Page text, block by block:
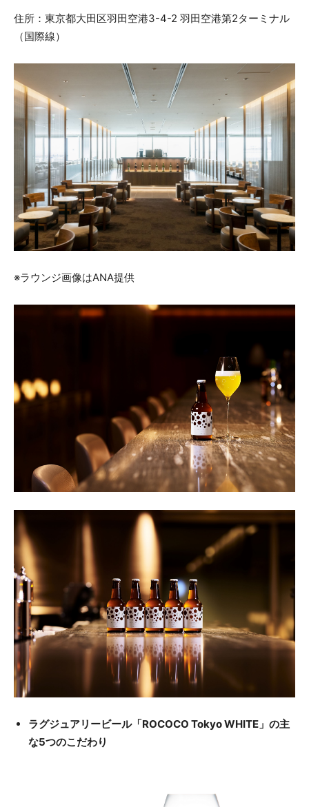
住所：東京都大田区羽田空港3-4-2 羽田空港第2ターミナル
（国際線）
※ラウンジ画像はANA提供
ラグジュアリービール「ROCOCO Tokyo WHITE」の主
な5つのこだわり